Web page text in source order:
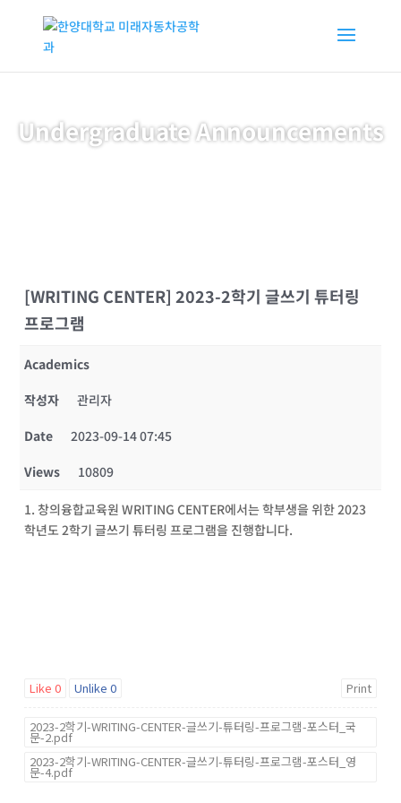
Undergraduate Announcements
[WRITING CENTER] 2023-2학기 글쓰기 튜터링
프로그램
Academics
작성자
관리자
Date
2023-09-14 07:45
Views
10809
1. 창의융합교육원 WRITING CENTER에서는 학부생을 위한 2023
학년도 2학기 글쓰기 튜터링 프로그램을 진행합니다.
Like0 Unlike0 Print
2023-2학기-WRITING-CENTER-글쓰기-튜터링-프로그램-포스터_국
문-2.pdf
2023-2학기-WRITING-CENTER-글쓰기-튜터링-프로그램-포스터_영
문-4.pdf